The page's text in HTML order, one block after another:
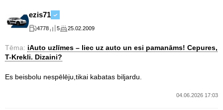
ezis71
4778 5 25.02.2009
Tēma: iAuto uzlīmes – liec uz auto un esi pamanāms! Cepures,
T-Krekli. Dizaini?
Es beisbolu nespēlēju,tikai kabatas biljardu.
04.06.2026 17:03